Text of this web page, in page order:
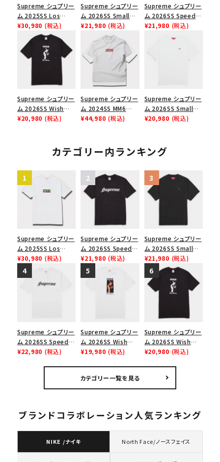
Supreme シュプリー
ム 2025SS Los
Angeles Fire Relief
Box Logo Tee ファ
イヤーリリーフボック
スロゴTシャツ ホワ
¥30,980 (税込)
Supreme シュプリー
ム 2026SS Small
Box Tee スモールボ
ックスTシャツ ブラッ
¥21,980 (税込)
Supreme シュプリー
ム 2026SS Speed
Tee スピードTシャツ
¥21,980 (税込)
Supreme シュプリー
ム 2026SS Wish
Tee ウィッシュTシ
¥20,980 (税込)
Supreme シュプリー
ム 2024SS MM6
Maison Margiela
クスロゴTシャツ ホ
ワイト 白
¥44,980 (税込)
Supreme シュプリー
ム 2026SS Small
Box Tee スモールボ
¥20,980 (税込)
カテゴリー内ランキング
Supreme シュプリー
ム 2025SS Los
Angeles Fire Relief
Box Logo Tee ファ
イヤーリリーフボック
スロゴTシャツ ホワ
¥30,980 (税込)
Supreme シュプリー
ム 2026SS Speed
Tee スピードTシャツ
ブラック
¥21,980 (税込)
Supreme シュプリー
ム 2026SS Small
Box Tee スモールボ
ックスTシャツ ブラッ
ク
¥21,980 (税込)
Supreme シュプリー
ム 2026SS Speed
Tee スピードTシャツ
¥22,980 (税込)
Supreme シュプリー
ム 2026SS Wish
Tee ウィッシュTシ
¥19,980 (税込)
Supreme シュプリー
ム 2026SS Wish
Tee ウィッシュTシ
¥20,980 (税込)
カテゴリー一覧を見る
ブランドコラボレーション人気ランキング
NIKE /ナイキ North Face/ノースフェイス